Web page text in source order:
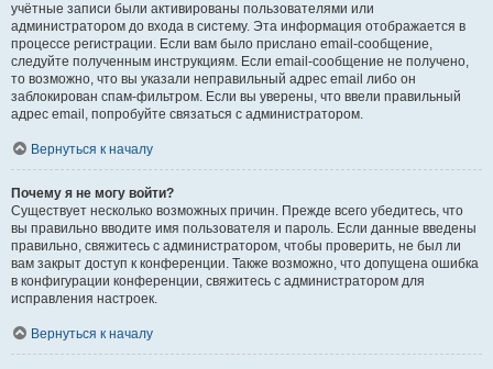
учётные записи были активированы пользователями или
администратором до входа в систему. Эта информация отображается в
процессе регистрации. Если вам было прислано email-сообщение,
следуйте полученным инструкциям. Если email-сообщение не получено,
то возможно, что вы указали неправильный адрес email либо он
заблокирован спам-фильтром. Если вы уверены, что ввели правильный
адрес email, попробуйте связаться с администратором.
Вернуться к началу
Почему я не могу войти?
Существует несколько возможных причин. Прежде всего убедитесь, что
вы правильно вводите имя пользователя и пароль. Если данные введены
правильно, свяжитесь с администратором, чтобы проверить, не был ли
вам закрыт доступ к конференции. Также возможно, что допущена ошибка
в конфигурации конференции, свяжитесь с администратором для
исправления настроек.
Вернуться к началу